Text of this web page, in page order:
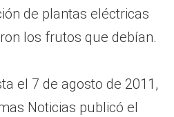
de plantas eléctricas
los frutos que debían.
el 7 de agosto de 2011,
Noticias publicó el